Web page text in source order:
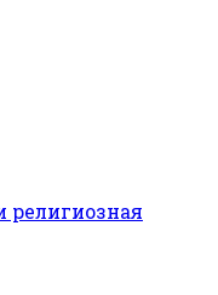
религиозная